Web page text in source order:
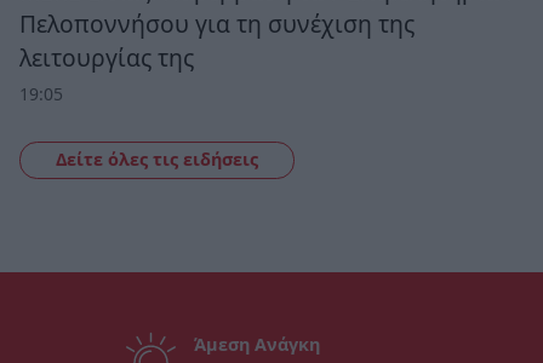
Πελοποννήσου για τη συνέχιση της
λειτουργίας της
19:05
Δείτε όλες τις ειδήσεις
Άμεση Ανάγκη